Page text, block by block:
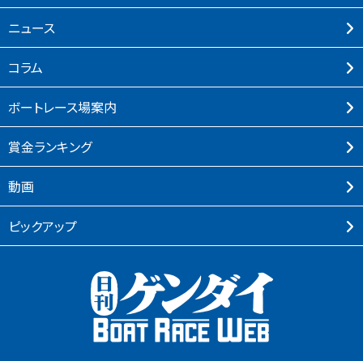
ニュース
コラム
ボートレース場案内
賞⾦ランキング
動画
ピックアップ